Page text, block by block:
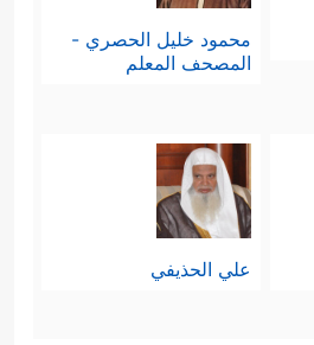
محمود خليل الحصري -
المصحف المعلم
علي الحذيفي